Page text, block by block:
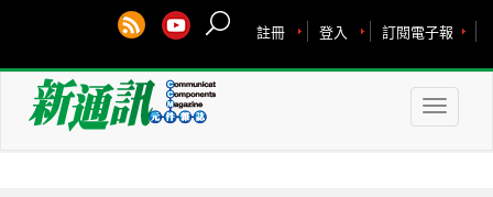
訂閱電子報
登入
註冊
Toggle